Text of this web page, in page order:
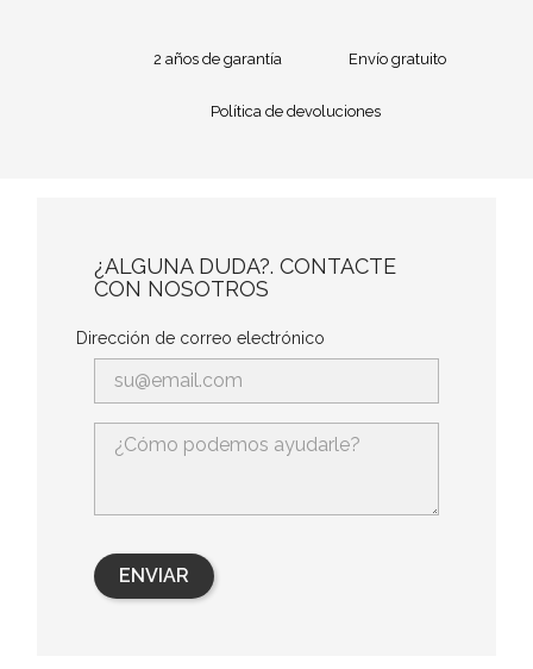
2 años de garantía Envío gratuito
Política de devoluciones
¿ALGUNA DUDA?. CONTACTE
CON NOSOTROS
Dirección de correo electrónico